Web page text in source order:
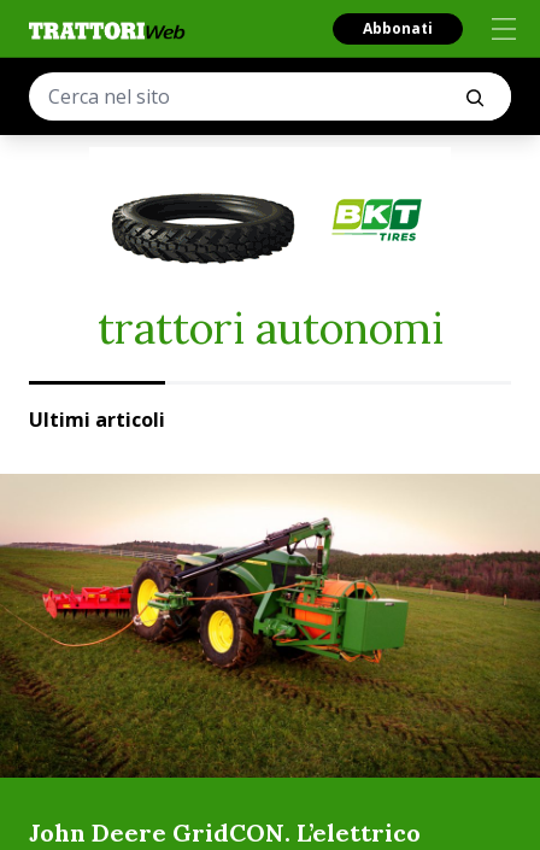
Abbonati
trattori autonomi
Ultimi articoli
John Deere GridCON. L’elettrico